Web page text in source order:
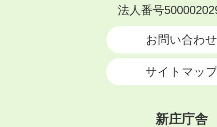
KATSURAGI
法人番号
お問い合わせ
サイトマッ
新庄庁舎